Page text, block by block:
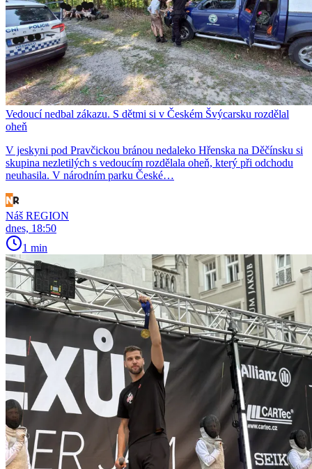
Vedoucí nedbal zákazu. S dětmi si v Českém Švýcarsku rozdělal
oheň
V jeskyni pod Pravčickou bránou nedaleko Hřenska na Děčínsku si
skupina nezletilých s vedoucím rozdělala oheň, který při odchodu
neuhasila. V národním parku České…
Náš REGION
dnes, 18:50
1 min